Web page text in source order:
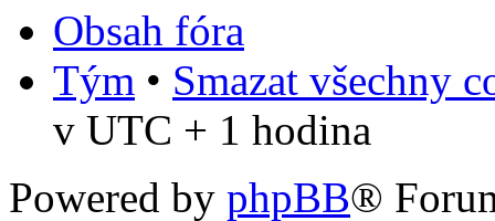
Obsah fóra
Tým • Smazat všechny
v UTC + 1 hodina
Powered by phpBB®